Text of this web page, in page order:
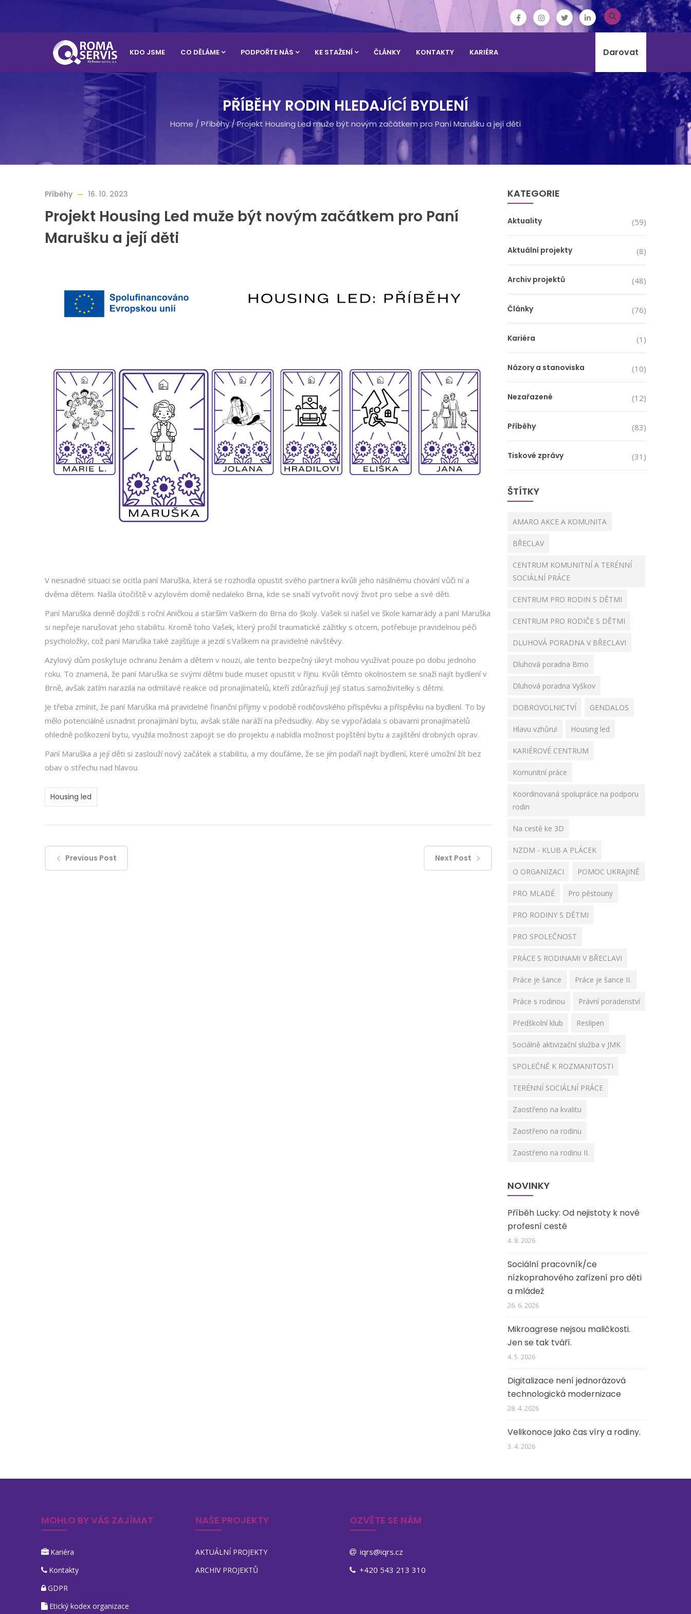
KDO JSME CO DĚLÁME PODPOŘTE NÁS KE STAŽENÍ ČLÁNKY KONTAKTY KARIÉRA Darovat
PŘÍBĚHY RODIN HLEDAJÍCÍ BYDLENÍ
Home / Příběhy/Projekt Housing Led muže být novým začátkem pro Paní Marušku a její děti
Příběhy 16. 10. 2023
Projekt Housing Led muže být novým začátkem pro Paní
Marušku a její děti
V nesnadné situaci se ocitla paní Maruška, která se rozhodla opustit svého partnera kvůli jeho násilnému chování vůči ní a
dvěma dětem. Našla útočiště v azylovém domě nedaleko Brna, kde se snaží vytvořit nový život pro sebe a své děti.
Paní Maruška denně dojíždí s roční Aničkou a starším Vaškem do Brna do školy. Vašek si našel ve škole kamarády a paní Maruška
si nepřeje narušovat jeho stabilitu. Kromě toho Vašek, který prožil traumatické zážitky s otcem, potřebuje pravidelnou péči
psycholožky, což paní Maruška také zajišťuje a jezdí s Vaškem na pravidelné návštěvy.
Azylový dům poskytuje ochranu ženám a dětem v nouzi, ale tento bezpečný úkryt mohou využívat pouze po dobu jednoho
roku. To znamená, že paní Maruška se svými dětmi bude muset opustit v říjnu. Kvůli těmto okolnostem se snaží najít bydlení v
Brně, avšak zatím narazila na odmítavé reakce od pronajímatelů, kteří zdůrazňují její status samoživitelky s dětmi.
Je třeba zmínit, že paní Maruška má pravidelné finanční příjmy v podobě rodičovského příspěvku a příspěvku na bydlení. To by
mělo potenciálně usnadnit pronajímání bytu, avšak stále naráží na předsudky. Aby se vypořádala s obavami pronajímatelů
ohledně poškození bytu, využila možnost zapojit se do projektu a nabídla možnost pojištění bytu a zajištění drobných oprav.
Paní Maruška a její děti si zaslouží nový začátek a stabilitu, a my doufáme, že se jím podaří najít bydlení, které umožní žít bez
obav o střechu nad hlavou.
Housing led
Previous Post Next Post
KATEGORIE
Aktuality (59)
Aktuální projekty (8)
Archiv projektů (48)
Články (76)
Kariéra (1)
Názory a stanoviska (10)
Nezařazené (12)
Příběhy (83)
Tiskové zprávy (31)
ŠTÍTKY
AMARO AKCE A KOMUNITA
BŘECLAV
CENTRUM KOMUNITNÍ A TERÉNNÍ
SOCIÁLNÍ PRÁCE
CENTRUM PRO RODIN S DĚTMI
CENTRUM PRO RODIČE S DĚTMI
DLUHOVÁ PORADNA V BŘECLAVI
Dluhová poradna Brno
Dluhová poradna Vyškov
DOBROVOLNICTVÍ GENDALOS
Hlavu vzhůru! Housing led
KARIÉROVÉ CENTRUM
Komunitní práce
Koordinovaná spolupráce na podporu
rodin
Na cestě ke 3D
NZDM - KLUB A PLÁCEK
O ORGANIZACI POMOC UKRAJINĚ
PRO MLADÉ Pro pěstouny
PRO RODINY S DĚTMI
PRO SPOLEČNOST
PRÁCE S RODINAMI V BŘECLAVI
Práce je šance Práce je šance II.
Práce s rodinou Právní poradenství
Předškolní klub Reslipen
Sociálně aktivizační služba v JMK
SPOLEČNĚ K ROZMANITOSTI
TERÉNNÍ SOCIÁLNÍ PRÁCE
Zaostřeno na kvalitu
Zaostřeno na rodinu
Zaostřeno na rodinu II.
NOVINKY
Příběh Lucky: Od nejistoty k nové
profesní cestě
4. 8. 2026
Sociální pracovník/ce
nízkoprahového zařízení pro děti
a mládež
26. 6. 2026
Mikroagrese nejsou maličkosti.
Jen se tak tváří.
4. 5. 2026
Digitalizace není jednorázová
technologická modernizace
28. 4. 2026
Velikonoce jako čas víry a rodiny.
3. 4. 2026
MOHLO BY VÁS ZAJÍMAT
Kariéra
Kontakty
GDPR
Etický kodex organizace
NAŠE PROJEKTY
AKTUÁLNÍ PROJEKTY
ARCHIV PROJEKTŮ
OZVĚTE SE NÁM
iqrs@iqrs.cz
+420 543 213 310